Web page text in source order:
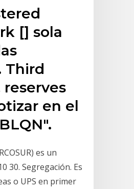
[] sola
Third
en el
es un
30. Segregación. Es
o UPS en primer